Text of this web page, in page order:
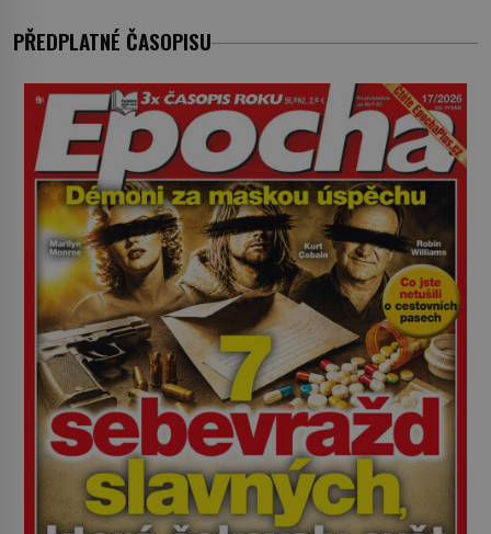
jenom jednou z nemovitostí
PŘEDPLATNÉ ČASOPISU